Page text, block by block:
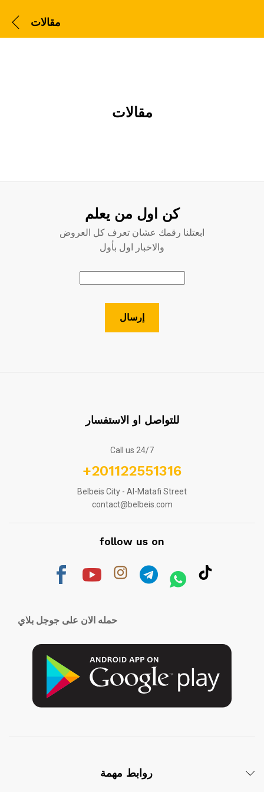
مقالات
مقالات
كن اول من يعلم
ابعتلنا رقمك عشان تعرف كل العروض
والاخبار اول بأول
للتواصل او الاستفسار
Call us 24/7
+201122551316
Belbeis City - Al-Matafi Street
contact@belbeis.com
follow us on
حمله الان على جوجل بلاي
روابط مهمة